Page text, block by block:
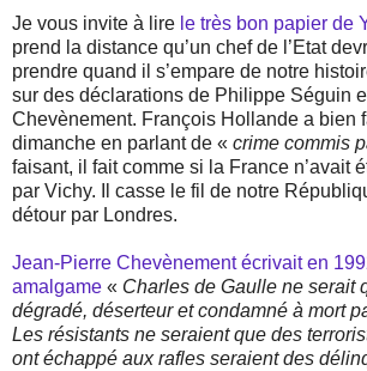
Je vous invite à lire le très bon papier de
prend la distance qu’un chef de l’Etat
prendre quand il s’empare de notre
sur des déclarations de Philippe Séguin
Chevènement. François Hollande a bien
dimanche en parlant de « crime commis
faisant, il fait comme si la France n’avait
par Vichy. Il casse le fil de notre
détour par Londres.
Jean-Pierre Chevènement écrivait en
amalgame « Charles de Gaulle ne serait
dégradé, déserteur et condamné à mort
Les résistants ne seraient que des
ont échappé aux rafles seraient des